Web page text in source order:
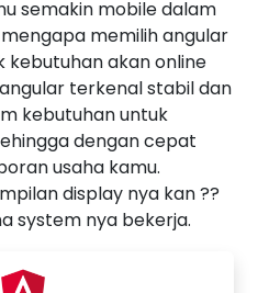
semakin mobile dalam
memilih angular
kebutuhan akan online
terkenal stabil dan
kebutuhan untuk
dengan cepat
usaha kamu.
display nya kan ??
system nya bekerja.